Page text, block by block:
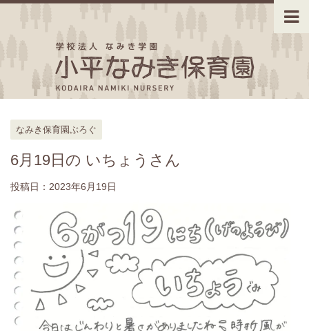
なみき保育園ぶろぐ
6月19日の いちょうさん
投稿日： 2023年6月19日